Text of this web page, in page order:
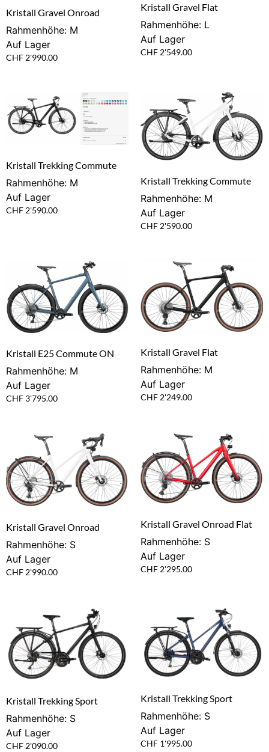
Kristall Gravel Onroad
Rahmenhöhe: M
Auf Lager
CHF 2'990.00
Kristall Gravel Flat
Rahmenhöhe: L
Auf Lager
CHF 2'549.00
Kristall Trekking Commute
Rahmenhöhe: M
Auf Lager
CHF 2'590.00
Kristall Trekking Commute
Rahmenhöhe: M
Auf Lager
CHF2'590.00
Kristall E25 Commute ON
Rahmenhöhe: M
Auf Lager
CHF 3'795.00
Kristall Gravel Flat
Rahmenhöhe: M
Auf Lager
CHF 2'249.00
Kristall Gravel Onroad
Rahmenhöhe: S
Auf Lager
CHF 2'990.00
Kristall Gravel Onroad Flat
Rahmenhöhe: S
Auf Lager
CHF 2'295.00
Kristall Trekking Sport
Rahmenhöhe: S
Auf Lager
CHF 2'090.00
Kristall Trekking Sport
Rahmenhöhe: S
Auf Lager
CHF 1'995.00